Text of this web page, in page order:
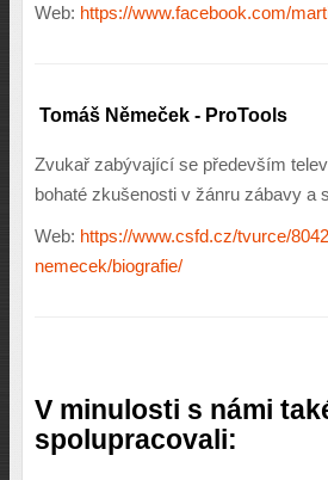
Web: https://www.facebook.com/
Tomáš Němeček - ProTools
Zvukař zabývající se především
bohaté zkušenosti v žánru zábavy a
Web: https://www.csfd.cz/tvurce/
nemecek/biografie/
V minulosti s námi
spolupracovali: